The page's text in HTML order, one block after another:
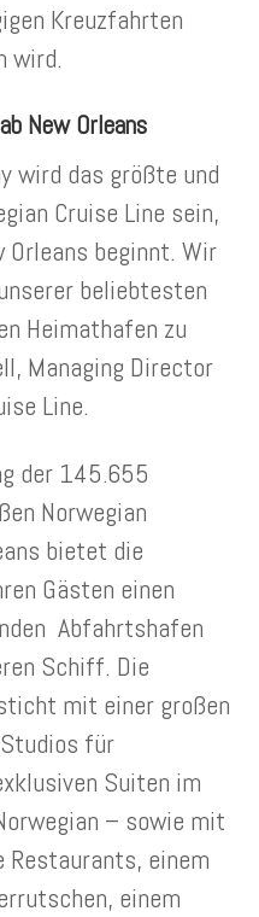
Kreuzfahrten
wird.
New Orleans
wird das größte und
Cruise Line sein,
Orleans beginnt. Wir
beliebtesten
Heimathafen zu
Managing Director
Line.
der 145.655
Norwegian
bietet die
Gästen einen
Abfahrtshafen
Schiff. Die
mit einer großen
für
Suiten im
– sowie mit
Restaurants, einem
einem